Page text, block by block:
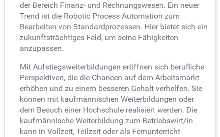
der Bereich Finanz- und Rechnungswesen. Ein neuer
Trend ist die Robotic Process Automation zum
Bearbeiten von Standardprozessen. Hier bietet sich ein
zukunftsträchtiges Feld, um seine Fähigkeiten
anzupassen.
Mit Aufstiegsweiterbildungen eröffnen sich berufliche
Perspektiven, die die Chancen auf dem Arbeitsmarkt
erhöhen und zu einem besseren Gehalt verhelfen. Sie
können mit kaufmännischen Weiterbildungen oder
dem Besuch einer Hochschule realisiert werden. Die
kaufmännische Weiterbildung zum Betriebswirt/in
kann in Vollzeit, Teilzeit oder als Fernunterricht